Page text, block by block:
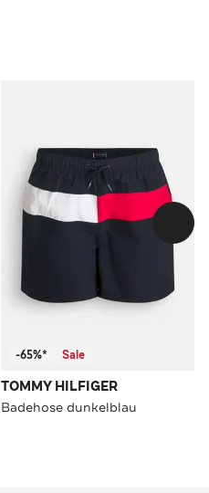
-65%* Sale
TOMMY HILFIGER
Badehose dunkelblau